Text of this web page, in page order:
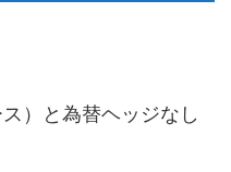
）と為替ヘッジなし